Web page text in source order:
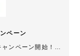
ペーン
ンペーン開始！…